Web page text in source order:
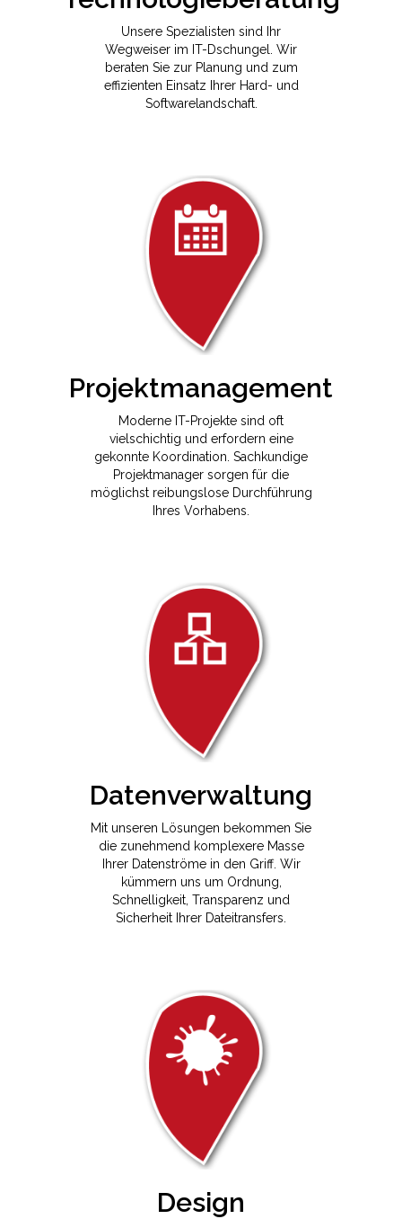
Unsere Spezialisten sind Ihr
Wegweiser im IT-Dschungel. Wir
beraten Sie zur Planung und zum
effizienten Einsatz Ihrer Hard- und
Softwarelandschaft.
Moderne IT-Projekte sind oft
vielschichtig und erfordern eine
gekonnte Koordination. Sachkundige
Projektmanager sorgen für die
möglichst reibungslose Durchführung
Ihres Vorhabens.
Datenverwaltung
Mit unseren Lösungen bekommen Sie
die zunehmend komplexere Masse
Ihrer Datenströme in den Griff. Wir
kümmern uns um Ordnung,
Schnelligkeit, Transparenz und
Sicherheit Ihrer Dateitransfers.
Design